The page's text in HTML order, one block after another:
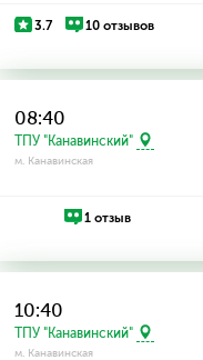
3.7 10 отзывов
08:40
ТПУ "Канавинский"
м. Канавинская
1 отзыв
10:40
ТПУ "Канавинский"
м. Канавинская